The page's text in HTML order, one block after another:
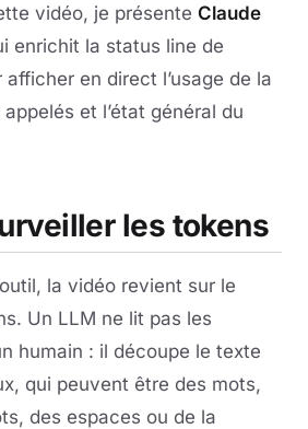
vidéo, je présente Claude
enrichit la status line de
afficher en direct l’usage de la
et l’état général du
les tokens
la vidéo revient sur le
Un LLM ne lit pas les
humain : il découpe le texte
qui peuvent être des mots,
des espaces ou de la